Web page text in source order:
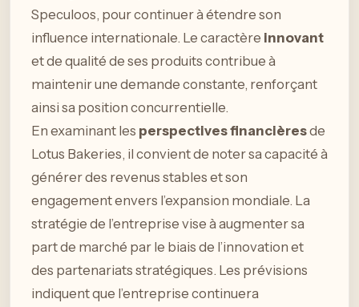
Speculoos, pour continuer à étendre son
influence internationale. Le caractère innovant
et de qualité de ses produits contribue à
maintenir une demande constante, renforçant
ainsi sa position concurrentielle.
En examinant les perspectives financièresde
Lotus Bakeries, il convient de noter sa capacité à
générer des revenus stables et son
engagement envers l’expansion mondiale. La
stratégie de l’entreprise vise à augmenter sa
part de marché par le biais de l’innovation et
des partenariats stratégiques. Les prévisions
indiquent que l’entreprise continuera